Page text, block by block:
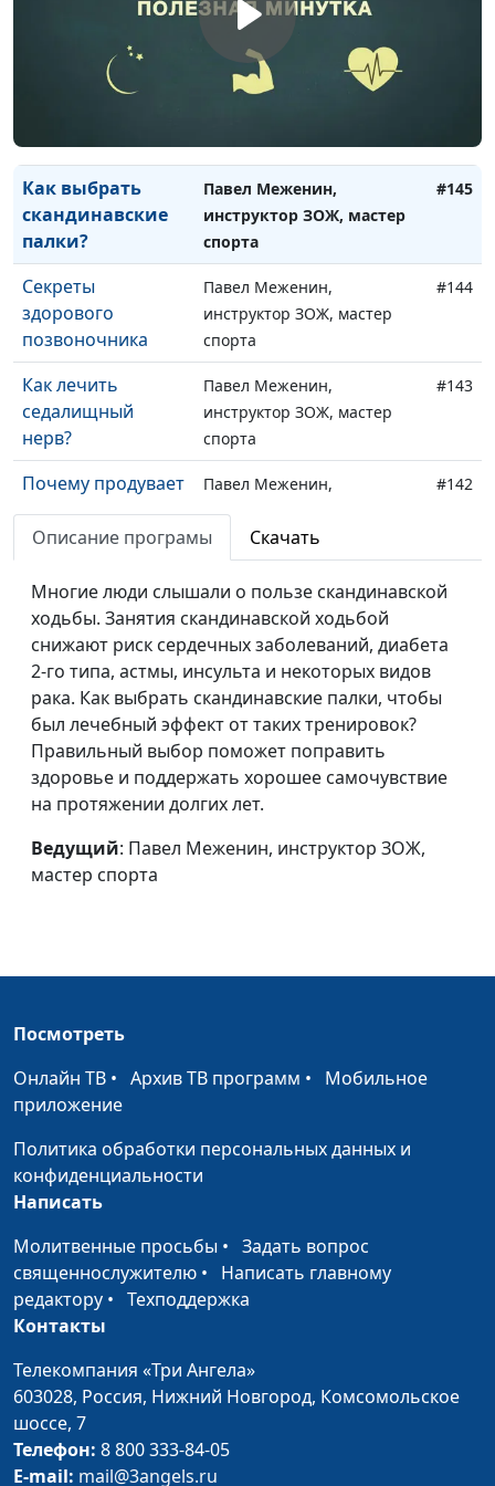
инструктор ЗОЖ, мастер
спорта
Полезные
сосны
Павел Меженин,
спорта
Как выбрать
скандинавские
палки?
Павел Меженин,
инструктор ЗОЖ, мастер
спорта
#145
Секреты
здорового
позвоночника
Павел Меженин,
инструктор ЗОЖ, мастер
спорта
#144
Как лечить
седалищный
нерв?
Павел Меженин,
инструктор ЗОЖ, мастер
спорта
#143
Почему продувает
поясницу?
Павел Меженин,
инструктор ЗОЖ, мастер
спорта
#142
Как укрепить
сердце?
инструктор ЗОЖ, мастер
спорта
#141
Зачем нужны
мышцы?
Павел Меженин,
инструктор ЗОЖ, мастер
спорта
Правильный
завтрак
Александр Кузнецов #139
Правила
здорового сна
Александр Кузнецов
здравоохранения
сигареты и
кальян: попытка
отучить от табака
здравоохранения
Раннее курение -
ранняя смерть
Андрей Прокопьев, магистр
Кормление
грудью и индекс
массы тела
Андрей Прокопьев, магистр
общественного
здравоохранения
питание
общественного
здравоохранения
Завтрак для
сердца
Андрей Прокопьев, магистр
Описание програмы Скачать
Многие люди слышали о пользе скандинавской
ходьбы. Занятия скандинавской ходьбой
снижают риск сердечных заболеваний, диабета
2-го типа, астмы, инсульта и некоторых видов
рака. Как выбрать скандинавские палки, чтобы
был лечебный эффект от таких тренировок?
Правильный выбор поможет поправить
здоровье и поддержать хорошее самочувствие
на протяжении долгих лет.
Ведущий: Павел Меженин, инструктор ЗОЖ,
мастер спорта
Посмотреть
Онлайн ТВ • Архив ТВ программ • Мобильное
приложение
Политика обработки персональных данных и
конфиденциальности
Написать
Молитвенные просьбы • Задать вопрос
священнослужителю • Написать главному
редактору • Техподдержка
Контакты
Телекомпания «Три Ангела»
603028, Россия, Нижний Новгород, Комсомольское
шоссе, 7
Телефон: 8 800 333-84-05
E-mail: mail@3angels.ru